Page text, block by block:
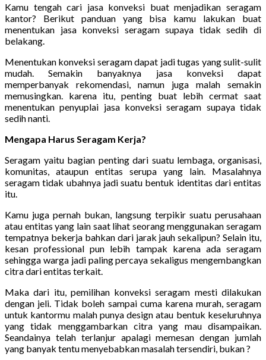
Kamu tengah cari jasa konveksi buat menjadikan seragam
kantor? Berikut panduan yang bisa kamu lakukan buat
menentukan jasa konveksi seragam supaya tidak sedih di
belakang.
Menentukan konveksi seragam dapat jadi tugas yang sulit-sulit
mudah. Semakin banyaknya jasa konveksi dapat
memperbanyak rekomendasi, namun juga malah semakin
memusingkan. karena itu, penting buat lebih cermat saat
menentukan penyuplai jasa konveksi seragam supaya tidak
sedih nanti.
Mengapa Harus Seragam Kerja?
Seragam yaitu bagian penting dari suatu lembaga, organisasi,
komunitas, ataupun entitas serupa yang lain. Masalahnya
seragam tidak ubahnya jadi suatu bentuk identitas dari entitas
itu.
Kamu juga pernah bukan, langsung terpikir suatu perusahaan
atau entitas yang lain saat lihat seorang menggunakan seragam
tempatnya bekerja bahkan dari jarak jauh sekalipun? Selain itu,
kesan professional pun lebih tampak karena ada seragam
sehingga warga jadi paling percaya sekaligus mengembangkan
citra dari entitas terkait.
Maka dari itu, pemilihan konveksi seragam mesti dilakukan
dengan jeli. Tidak boleh sampai cuma karena murah, seragam
untuk kantormu malah punya design atau bentuk keseluruhnya
yang tidak menggambarkan citra yang mau disampaikan.
Seandainya telah terlanjur apalagi memesan dengan jumlah
yang banyak tentu menyebabkan masalah tersendiri, bukan ?